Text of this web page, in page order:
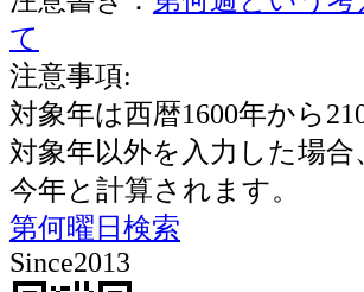
て
注意事項:
対象年は西暦1600年から
対象年以外を入力した場合
今年と計算されます。
第何曜日検索
Since2013